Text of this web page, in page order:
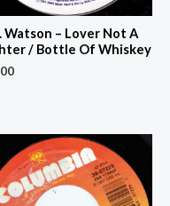
Watson – Lover Not A
/ Bottle Of Whiskey